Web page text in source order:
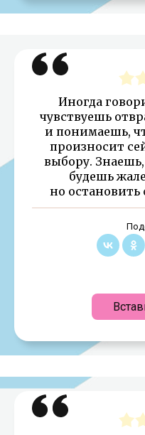
Иногда
чувствуешь
и понимаешь,
произносит
выбору.
будешь
но